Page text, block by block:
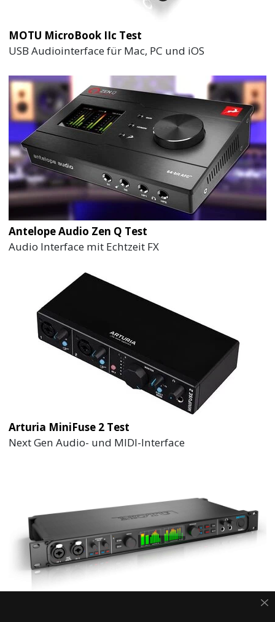
MOTU MicroBook IIc Test
USB Audiointerface für Mac, PC und iOS
Antelope Audio Zen Q Test
Audio Interface mit Echtzeit FX
Arturia MiniFuse 2 Test
Next Gen Audio- und MIDI-Interface